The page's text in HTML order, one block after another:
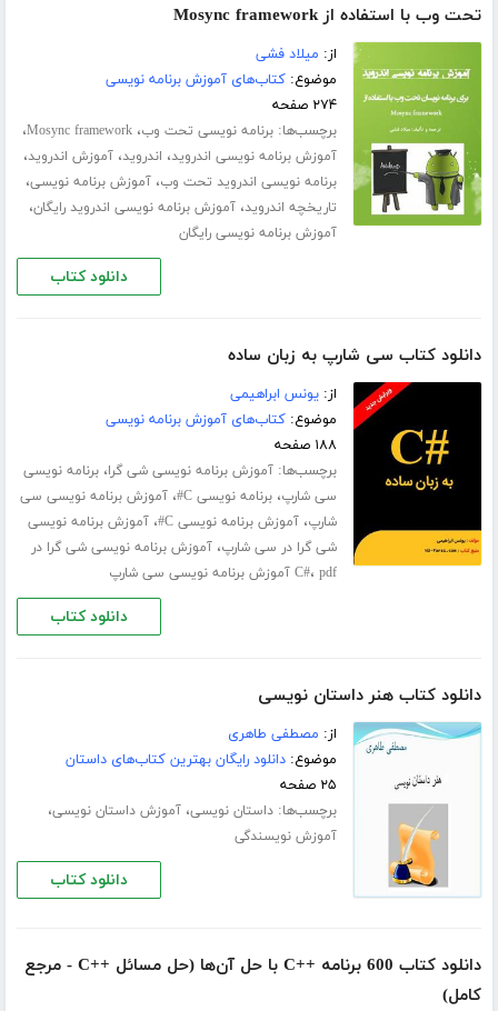
تحت وب با استفاده از Mosync framework
از: میلاد فشی
موضوع:کتاب‌های آموزش برنامه نویسی
۲۷۴ صفحه
برچسب‌ها:برنامه نویسی تحت وب،Mosync framework،
آموزش برنامه نویسی اندروید، اندروید،آموزش اندروید،
برنامه نویسی اندروید تحت وب،آموزش برنامه نویسی،
تاریخچه اندروید،آموزش برنامه نویسی اندروید رایگان،
آموزش برنامه نویسی رایگان
دانلود کتاب
دانلود کتاب سی شارپ به زبان ساده
از:یونس ابراهیمی
موضوع:کتاب‌های آموزش برنامه نویسی
۱۸۸ صفحه
برچسب‌ها:آموزش برنامه نویسی شی گرا،برنامه نویسی
سی شارپ،برنامه نویسی C# ،آموزش برنامه نویسی سی
شارپ،آموزش برنامه نویسی C# ،آموزش برنامه نویسی
شی گرا در سی شارپ،آموزش برنامه نویسی شی گرا در
C#، pdf آموزش برنامه نویسی سی شارپ
دانلود کتاب
دانلود کتاب هنر داستان نویسی
از: مصطفی طاهری
موضوع:دانلود رایگان بهترین کتاب‌های داستان
۲۵ صفحه
برچسب‌ها:داستان نویسی،آموزش داستان نویسی،
آموزش نویسندگی
دانلود کتاب
دانلود کتاب 600 برنامه ++C با حل آن‌ها (حل مسائل ++C - مرجع
کامل)